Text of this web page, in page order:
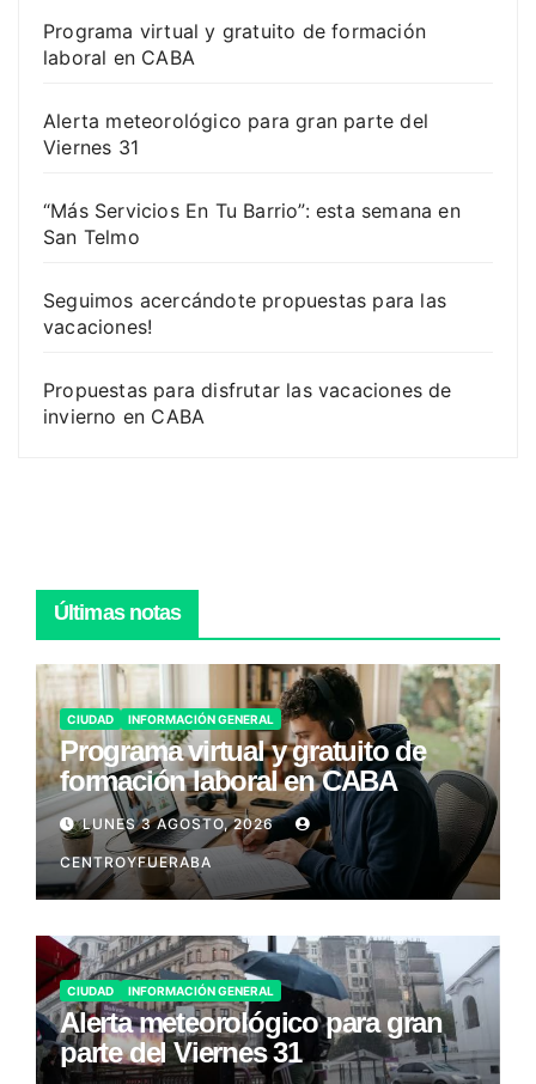
Programa virtual y gratuito de formación
laboral en CABA
Alerta meteorológico para gran parte del
Viernes 31
“Más Servicios En Tu Barrio”: esta semana en
San Telmo
Seguimos acercándote propuestas para las
vacaciones!
Propuestas para disfrutar las vacaciones de
invierno en CABA
Últimas notas
CIUDAD INFORMACIÓN GENERAL
Programa virtual y gratuito de
formación laboral en CABA
LUNES 3 AGOSTO, 2026
CENTROYFUERABA
CIUDAD INFORMACIÓN GENERAL
Alerta meteorológico para gran
parte del Viernes 31